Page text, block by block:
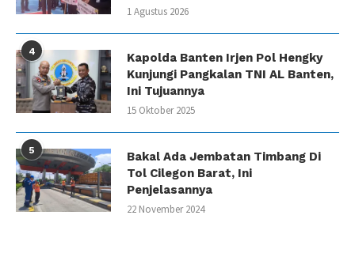
1 Agustus 2026
4
Kapolda Banten Irjen Pol Hengky
Kunjungi Pangkalan TNI AL Banten,
Ini Tujuannya
15 Oktober 2025
5
Bakal Ada Jembatan Timbang Di
Tol Cilegon Barat, Ini
Penjelasannya
22 November 2024